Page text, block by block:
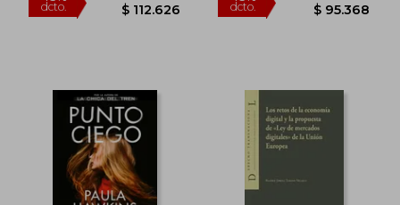
45%
dcto. $ 112.626
45%
dcto.